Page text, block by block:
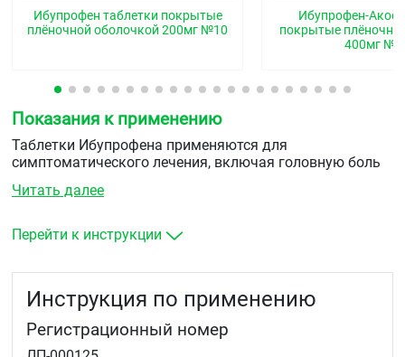
Ибупрофен таблетки покрытые
плёночной оболочкой 200мг №10
Ибупрофен-Акос
покрытые
400мг
Показания к применению
Таблетки Ибупрофена применяются для
симптоматического лечения, включая головную боль
боли в спине, пояснице, радикулите, боли при
менструациях, лихорадочных состояниях, при
Нестероидные противовоспалительные препараты
предназначены для симптоматической терапии,
уменьшая боль и воспаление на момент
использования, на прогрессирование заболевания не
Читать далее
Перейти к инструкции
Инструкция по применению
Регистрационный номер